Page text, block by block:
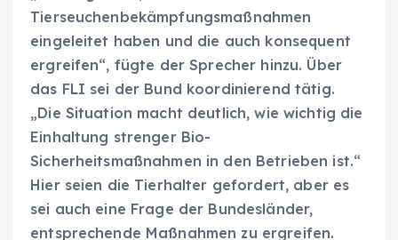
Tierseuchenbekämpfungsmaßnahmen
eingeleitet haben und die auch konsequent
ergreifen“, fügte der Sprecher hinzu. Über
das FLI sei der Bund koordinierend tätig.
„Die Situation macht deutlich, wie wichtig die
Einhaltung strenger Bio-
Sicherheitsmaßnahmen in den Betrieben ist.“
Hier seien die Tierhalter gefordert, aber es
sei auch eine Frage der Bundesländer,
entsprechende Maßnahmen zu ergreifen.